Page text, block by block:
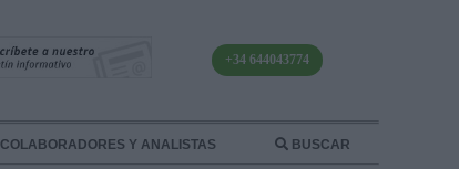
+34 644043774
COLABORADORES Y ANALISTAS BUSCAR